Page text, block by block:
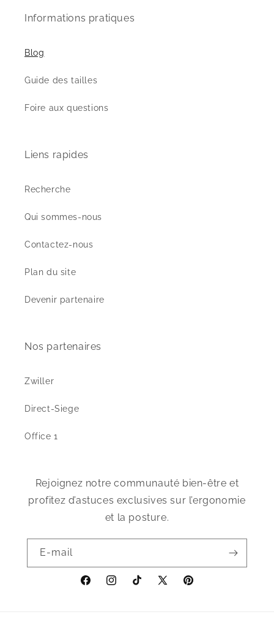
Informations pratiques
Blog
Guide des tailles
Foire aux questions
Liens rapides
Recherche
Qui sommes-nous
Contactez-nous
Plan du site
Devenir partenaire
Nos partenaires
Zwiller
Direct-Siege
Office 1
Rejoignez notre communauté bien-être et
profitez d’astuces exclusives sur l’ergonomie
et la posture.
E-mail
FacebookInstagramTikTok X
Pinterest